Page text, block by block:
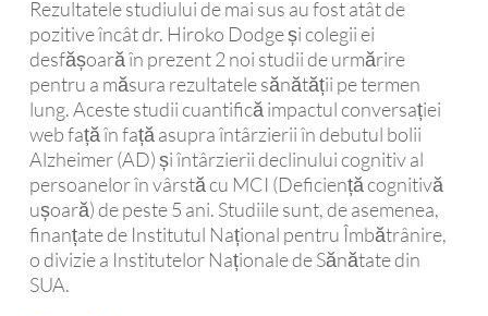
Rezultatele studiului de mai sus au fost atât de
pozitive încât dr. Hiroko Dodge și colegii ei
desfășoară în prezent 2 noi studii de urmărire
pentru a măsura rezultatele sănătății pe termen
lung. Aceste studii cuantifică impactul conversației
web față în față asupra întârzierii în debutul bolii
Alzheimer (AD) și întârzierii declinului cognitiv al
persoanelor în vârstă cu MCI (Deficiență cognitivă
ușoară) de peste 5 ani. Studiile sunt, de asemenea,
finanțate de Institutul Național pentru Îmbătrânire,
o divizie a Institutelor Naționale de Sănătate din
SUA.